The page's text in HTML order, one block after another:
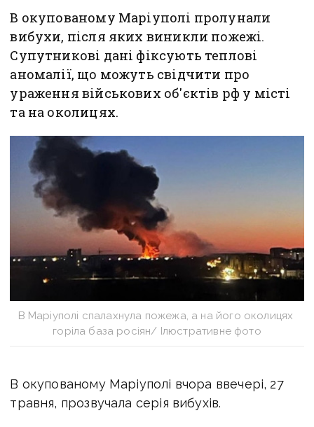
В окупованому Маріуполі пролунали
вибухи, після яких виникли пожежі.
Супутникові дані фіксують теплові
аномалії, що можуть свідчити про
ураження військових об'єктів рф у місті
та на околицях.
В Маріуполі спалахнула пожежа, а на його околицях
горіла база росіян/ Ілюстративне фото
В окупованому Маріуполі вчора ввечері, 27
травня, прозвучала серія вибухів.